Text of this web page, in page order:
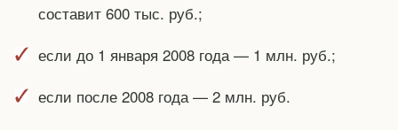
составит 600 тыс. руб.;
если до 1 января 2008 года — 1 млн. руб.;
если после 2008 года — 2 млн. руб.